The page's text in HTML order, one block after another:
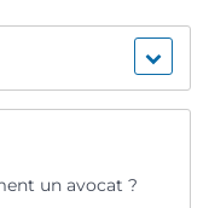
un avocat ?